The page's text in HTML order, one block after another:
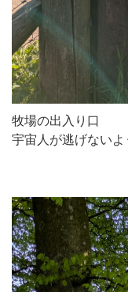
牧場の出入り口
宇宙人が逃げないよ